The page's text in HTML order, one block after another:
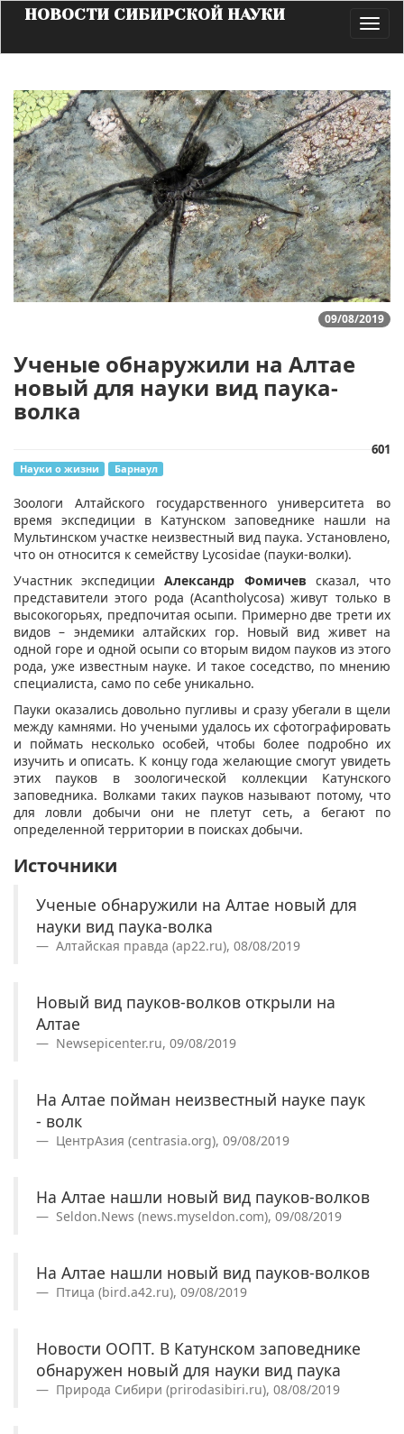
НОВОСТИ СИБИРСКОЙ НАУКИ
09/08/2019
Ученые обнаружили на Алтае
новый для науки вид паука-
волка
601
Науки о жизни Барнаул
​Зоологи Алтайского государственного университета во
время экспедиции в Катунском заповеднике нашли на
Мультинском участке неизвестный вид паука. Установлено,
что он относится к семейству Lycosidae (пауки-волки).
Участник экспедицииАлександр Фомичев сказал, что
представители этого рода (Acantholycosa) живут только в
высокогорьях, предпочитая осыпи. Примерно две трети их
видов – эндемики алтайских гор. Новый вид живет на
одной горе и одной осыпи со вторым видом пауков из этого
рода, уже известным науке. И такое соседство, по мнению
специалиста, само по себе уникально.
Пауки оказались довольно пугливы и сразу убегали в щели
между камнями. Но учеными удалось их сфотографировать
и поймать несколько особей, чтобы более подробно их
изучить и описать. К концу года желающие смогут увидеть
этих пауков в зоологической коллекции Катунского
заповедника. Волками таких пауков называют потому, что
для ловли добычи они не плетут сеть, а бегают по
определенной территории в поисках добычи.
Источники
Ученые обнаружили на Алтае новый для
науки вид паука-волка
Алтайская правда (ap22.ru), 08/08/2019
Новый вид пауков-волков открыли на
Алтае
Newsepicenter.ru, 09/08/2019
На Алтае пойман неизвестный науке паук
- волк
ЦентрАзия (centrasia.org), 09/08/2019
На Алтае нашли новый вид пауков-волков
Seldon.News (news.myseldon.com), 09/08/2019
На Алтае нашли новый вид пауков-волков
Птица (bird.a42.ru), 09/08/2019
Новости ООПТ. В Катунском заповеднике
обнаружен новый для науки вид паука
Природа Сибири (prirodasibiri.ru), 08/08/2019